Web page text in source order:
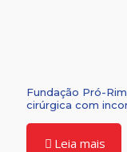
Fundação Pró-
cirúrgica com
Leia mais